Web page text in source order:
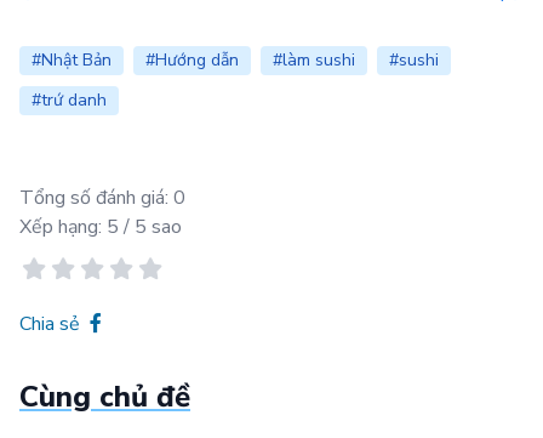
#Nhật Bản #Hướng dẫn #làm sushi
#sushi
#trứ danh
Tổng số đánh giá: 0
Xếp hạng: 5 / 5 sao
Chia sẻ
Cùng chủ đề